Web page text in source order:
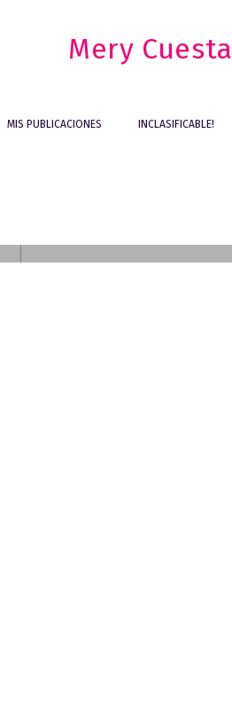
Mery Cuesta
MIS PUBLICACIONES INCLASIFICABLE!